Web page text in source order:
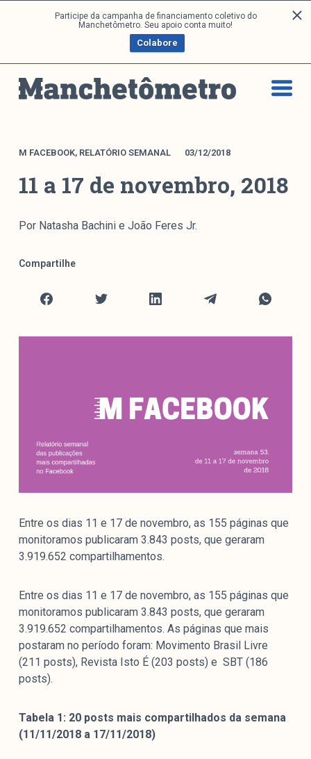
Participe da campanha de financiamento coletivo do
Manchetômetro. Seu apoio conta muito!
Colabore
a
p
Análises
DONI
Boletim M
M Facebook
Livros
Arquivos
Política Externa Brasileira
colabore
cobertura da grande mídia sobre temas de economia e
política produzido pelo Laboratório de Estudos de Mídia
Institucional
Nossa História
Equipe
Na Mídia
M FACEBOOK, RELATÓRIO SEMANAL 03/12/2018
11 a 17 de novembro, 2018
Por Natasha Bachini e João Feres Jr.
Compartilhe
Entre os dias 11 e 17 de novembro, as 155 páginas que
monitoramos publicaram 3.843 posts, que geraram
3.919.652 compartilhamentos.
Entre os dias 11 e 17 de novembro, as 155 páginas que
monitoramos publicaram 3.843 posts, que geraram
3.919.652 compartilhamentos. As páginas que mais
postaram no período foram: Movimento Brasil Livre
(211 posts), Revista Isto É (203 posts) e SBT (186
posts).
Tabela 1: 20 posts mais compartilhados da semana
(11/11/2018 a 17/11/2018)